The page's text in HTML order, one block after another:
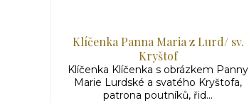
Klíčenka Panna Maria z Lurd/ sv.
Kryštof
Klíčenka Klíčenka s obrázkem Panny
Marie Lurdské a svatého Kryštofa,
patrona poutníků, řid...